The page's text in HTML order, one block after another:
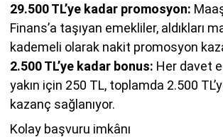
29.500 TL’ye kadar promosyon:
Finans’a taşıyan emekliler, aldıkları
kademeli olarak nakit promosyon
2.500 TL’ye kadar bonus: Her davet
yakın için 250 TL, toplamda 2.500
kazanç sağlanıyor.
Kolay başvuru imkânı